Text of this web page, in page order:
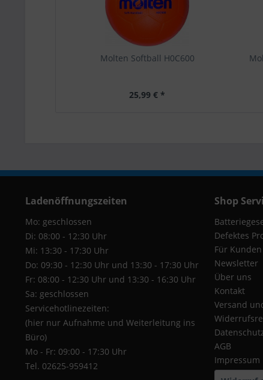
Molten Softball H0C600
25,99 € *
Ladenöffnungszeiten
Mo: geschlossen
Di: 08:00 - 12:30 Uhr
Mi: 13:30 - 17:30 Uhr
Do: 09:30 - 12:30 Uhr und 13:30 - 17:30 Uhr
Fr: 08:00 - 12:30 Uhr und 13:30 - 16:30 Uhr
Sa: geschlossen
Servicehotlinezeiten:
(hier nur Aufnahme und Weiterleitung ins
Büro)
Mo - Fr: 09:00 - 17:30 Uhr
Tel. 02625-959412
Shop
Defektes
Für
Newsletter
Über uns
Kontakt
Versand
AGB
Impressum